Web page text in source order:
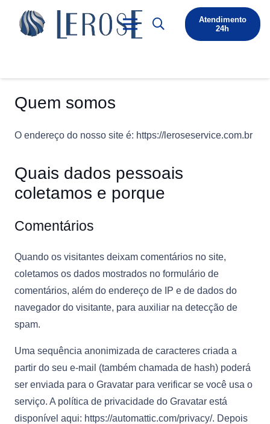
Atendimento
24h
Quem somos
O endereço do nosso site é: https://leroseservice.com.br
Quais dados pessoais
coletamos e porque
Comentários
Quando os visitantes deixam comentários no site,
coletamos os dados mostrados no formulário de
comentários, além do endereço de IP e de dados do
navegador do visitante, para auxiliar na detecção de
spam.
Uma sequência anonimizada de caracteres criada a
partir do seu e-mail (também chamada de hash) poderá
ser enviada para o Gravatar para verificar se você usa o
serviço. A política de privacidade do Gravatar está
disponível aqui: https://automattic.com/privacy/. Depois